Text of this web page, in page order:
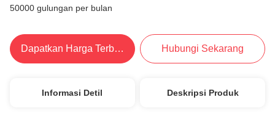
50000 gulungan per bulan
Dapatkan Harga Terbaik Hubungi Sekarang
Informasi Detil Deskripsi Produk